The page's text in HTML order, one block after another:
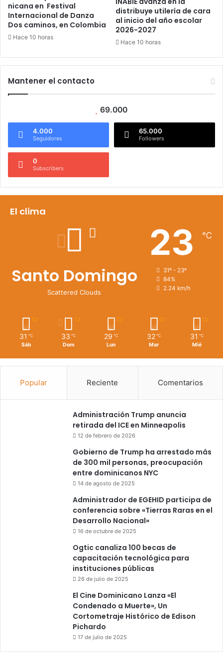
nicana en Festival
Internacional de Danza
Dos caminos, en Colombia
Hace 10 horas
distribuye utilería de cara
al inicio del año escolar
2026-2027
Hace 10 horas
Mantener el contacto
69.000
4.000
Seguidores
65.000
Followers
0
Subscribers
El clima
Santo Domingo
Scattered Clouds
23 ℃
31º - 23º
84%
2.24 km/h
31 ℃
Sáb
33 ℃
Dom
29 ℃
Lun
32 ℃
Mar
31 ℃
Mié
Popular Reciente Comentarios
Administración Trump anuncia
retirada del ICE en Minneapolis
12 de febrero de 2026
Gobierno de Trump ha arrestado más
de 300 mil personas, preocupación
entre dominicanos NYC
14 de agosto de 2025
Administrador de EGEHID participa de
conferencia sobre «Tierras Raras en el
Desarrollo Nacional»
16 de octubre de 2025
Ogtic canaliza 100 becas de
capacitación tecnológica para
instituciones públicas
26 de julio de 2025
El Cine Dominicano Lanza «El
Condenado a Muerte», Un
Cortometraje Histórico de Edison
Pichardo
17 de julio de 2025